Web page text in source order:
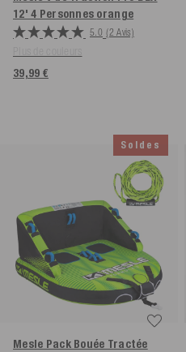
12' 4 Personnes orange
5.0 (2 Avis)
39,99 €
Soldes
Mesle Pack Bouée Tractée